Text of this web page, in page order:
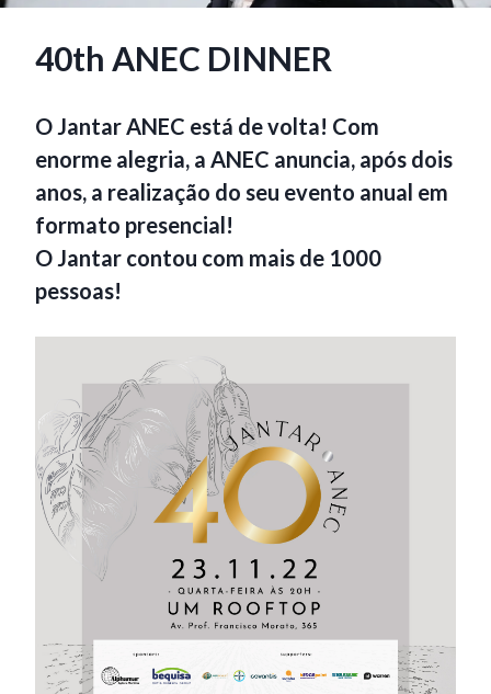
40th ANEC DINNER
O Jantar ANEC está de volta! Com
enorme alegria, a ANEC anuncia, após dois
anos, a realização do seu evento anual em
formato presencial!
O Jantar contou com mais de 1000
pessoas!